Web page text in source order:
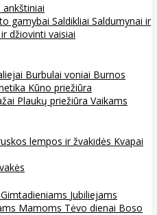
gamybai Saldikliai Saldumynai ir
džiovinti vaisiai
Burbulai voniai Burnos
Kūno priežiūra
Plaukų priežiūra Vaikams
lempos ir žvakidės Kvapai
Gimtadieniams Jubiliejams
Mamoms Tėvo dienai Boso